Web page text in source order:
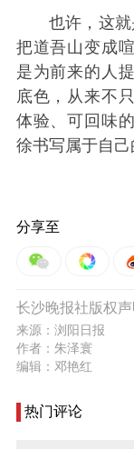
也许，这
把道吾山变成
是为前来的人
底色，从来不
体验、可回味
徐书写属于自己
分享至
长沙晚报社版权声
来源：浏阳日报
作者：朱泽寰
编辑：邓艳红
热门评论